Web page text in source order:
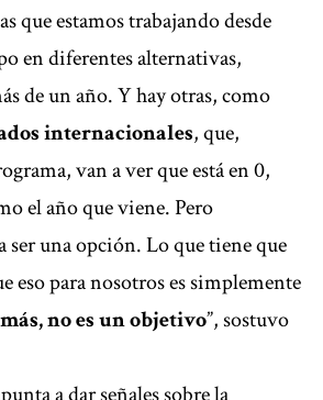
que estamos trabajando desde
en diferentes alternativas,
de un año. Y hay otras, como
internacionales, que,
van a ver que está en 0,
el año que viene. Pero
ser una opción. Lo que tiene que
eso para nosotros es simplemente
no es un objetivo”, sostuvo